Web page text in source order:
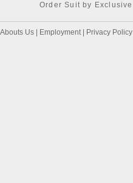
Order Suit by Exclusive
Abouts Us Employment| Privacy Policy